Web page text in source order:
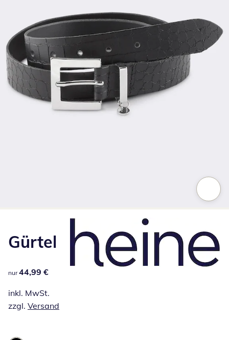
Gürtel
44,99 €
nur 44,99 €
inkl. MwSt.
zzgl. Versand